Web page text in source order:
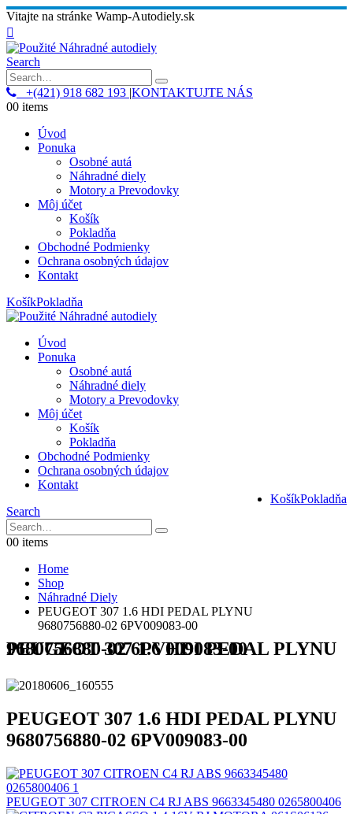
Vitajte na stránke Wamp-Autodiely.sk
Search
+(421) 918 682 193 |KONTAKTUJTE NÁS
00 items
Úvod
Ponuka
Osobné autá
Náhradné diely
Motory a Prevodovky
Môj účet
Košík
Pokladňa
Obchodné Podmienky
Ochrana osobných údajov
Kontakt
KošíkPokladňa
Úvod
Ponuka
Osobné autá
Náhradné diely
Motory a Prevodovky
Môj účet
Košík
Pokladňa
Obchodné Podmienky
Ochrana osobných údajov
Kontakt
KošíkPokladňa
Search
00 items
Home
Shop
Náhradné Diely
PEUGEOT 307 1.6 HDI PEDAL PLYNU
9680756880-02 6PV009083-00
PEUGEOT 307 1.6 HDI PEDAL PLYNU 9680756880-02 6PV009083-00
PEUGEOT 307 1.6 HDI PEDAL PLYNU
9680756880-02 6PV009083-00
PEUGEOT 307 CITROEN C4 RJ ABS 9663345480 0265800406